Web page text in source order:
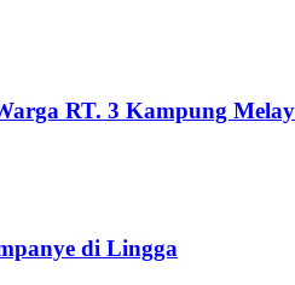
RT. 3 Kampung
di Lingga